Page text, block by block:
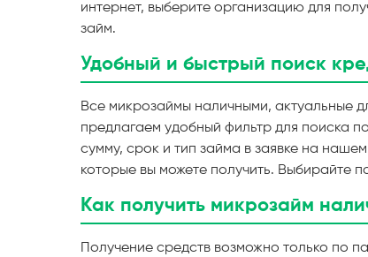
интернет, выберите организацию для
займ.
Удобный и быстрый поиск
Все микрозаймы наличными, актуальные
предлагаем удобный фильтр для поиска
сумму, срок и тип займа в заявке на
которые вы можете получить. Выбирайте
Как получить микрозайм
Получение средств возможно только по